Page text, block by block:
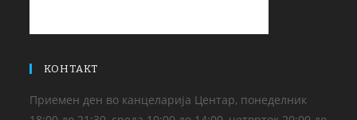
КОНТАКТ
Приемен ден во канцеларија Центар, понеделник